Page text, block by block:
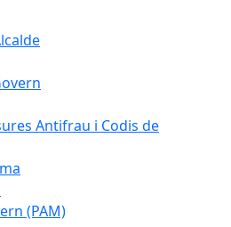
Antifrau i Codis de
(PAM)